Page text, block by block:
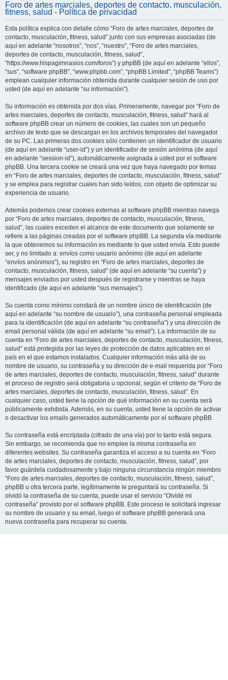
c
Foro de artes marciales, deportes de contacto, musculación,
fitness, salud - Política de privacidad
Esta política explica con detalle cómo “Foro de artes marciales, deportes de
contacto, musculación, fitness, salud” junto con sus empresas asociadas (de
aquí en adelante “nosotros”, “nos”, “nuestro”, “Foro de artes marciales,
deportes de contacto, musculación, fitness, salud”,
“https://www.hispagimnasios.com/foros”) y phpBB (de aquí en adelante “ellos”,
“sus”, “software phpBB”, “www.phpbb.com”, “phpBB Limited”, “phpBB Teams”)
emplean cualquier información obtenida durante cualquier sesión de uso por
usted (de aquí en adelante “su información”).
Su información es obtenida por dos vías. Primeramente, navegar por “Foro de
artes marciales, deportes de contacto, musculación, fitness, salud” hará al
software phpBB crear un número de cookies, las cuales son un pequeño
archivo de texto que se descargan en los archivos temporales del navegador
de su PC. Las primeras dos cookies sólo contienen un identificador de usuario
(de aquí en adelante “user-id”) y un identificador de sesión anónima (de aquí
en adelante “session-id”), automáticamente asignada a usted por el software
phpBB. Una tercera cookie se creará una vez que haya navegado por temas
en “Foro de artes marciales, deportes de contacto, musculación, fitness, salud”
y se emplea para registrar cuales han sido leídos, con objeto de optimizar su
experiencia de usuario.
Además podemos crear cookies externas al software phpBB mientras navega
por “Foro de artes marciales, deportes de contacto, musculación, fitness,
salud”, las cuales exceden el alcance de este documento que solamente se
refiere a las páginas creadas por el software phpBB. La segunda vía mediante
la que obtenemos su información es mediante lo que usted envía. Esto puede
ser, y no limitado a: envíos como usuario anónimo (de aquí en adelante
“envíos anónimos”), su registro en “Foro de artes marciales, deportes de
contacto, musculación, fitness, salud” (de aquí en adelante “su cuenta”) y
mensajes enviados por usted después de registrarse y mientras se haya
identificado (de aquí en adelante “sus mensajes”).
Su cuenta como mínimo constará de un nombre único de identificación (de
aquí en adelante “su nombre de usuario”), una contraseña personal empleada
para la identificación (de aquí en adelante “su contraseña”) y una dirección de
email personal válida (de aquí en adelante “su email”). La información de su
cuenta en “Foro de artes marciales, deportes de contacto, musculación, fitness,
salud” está protegida por las leyes de protección de datos aplicables en el
país en el que estamos instalados. Cualquier información más allá de su
nombre de usuario, su contraseña y su dirección de e-mail requerida por “Foro
de artes marciales, deportes de contacto, musculación, fitness, salud” durante
el proceso de registro será obligatoria u opcional, según el criterio de “Foro de
artes marciales, deportes de contacto, musculación, fitness, salud”. En
cualquier caso, usted tiene la opción de qué información en su cuenta será
públicamente exhibida. Además, en su cuenta, usted tiene la opción de activar
o desactivar los emails generados automáticamente por el software phpBB.
Su contraseña está encriptada (cifrado de una vía) por lo tanto está segura.
Sin embargo, se recomienda que no emplee la misma contraseña en
diferentes websites. Su contraseña garantiza el acceso a su cuenta en “Foro
de artes marciales, deportes de contacto, musculación, fitness, salud”, por
favor guárdela cuidadosamente y bajo ninguna circunstancia ningún miembro
“Foro de artes marciales, deportes de contacto, musculación, fitness, salud”,
phpBB u otra tercera parte, legítimamente le preguntará su contraseña. Si
olvidó la contraseña de su cuenta, puede usar el servicio “Olvidé mi
contraseña” provisto por el software phpBB. Este proceso le solicitará ingresar
su nombre de usuario y su email, luego el software phpBB generará una
nueva contraseña para recuperar su cuenta.